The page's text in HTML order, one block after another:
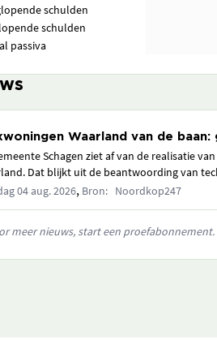
schulden
schulden
passiva
Waarland van de
Schagen ziet af van de realisatie
Dat blijkt uit de beantwoording van
04 aug. 2026, Bron: Noordkop247
meer nieuws, start een proefabonnement.